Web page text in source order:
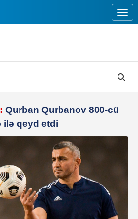
Qurban Qurbanov 800-cü
ilə qeyd etdi